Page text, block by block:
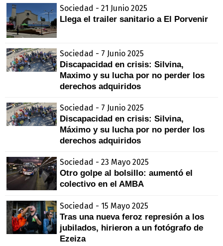
Sociedad - 21 Junio 2025
Llega el trailer sanitario a El Porvenir
Sociedad - 7 Junio 2025
Discapacidad en crisis: Silvina,
Maximo y su lucha por no perder los
derechos adquiridos
Sociedad - 7 Junio 2025
Discapacidad en crisis: Silvina,
Máximo y su lucha por no perder los
derechos adquiridos
Sociedad - 23 Mayo 2025
Otro golpe al bolsillo: aumentó el
colectivo en el AMBA
Sociedad - 15 Mayo 2025
Tras una nueva feroz represión a los
jubilados, hirieron a un fotógrafo de
Ezeiza